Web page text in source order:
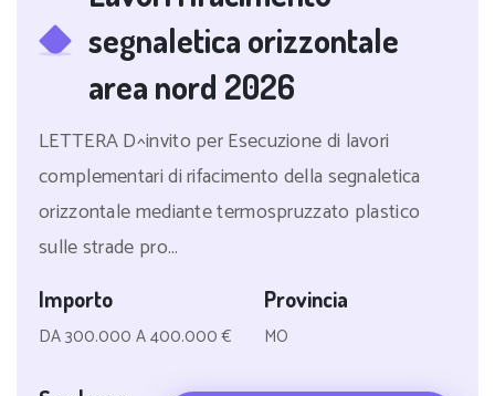
segnaletica orizzontale
area nord 2026
LETTERA D^invito per Esecuzione di lavori
complementari di rifacimento della segnaletica
orizzontale mediante termospruzzato plastico
sulle strade pro...
Importo
DA 300.000 A 400.000 €
Provincia
MO